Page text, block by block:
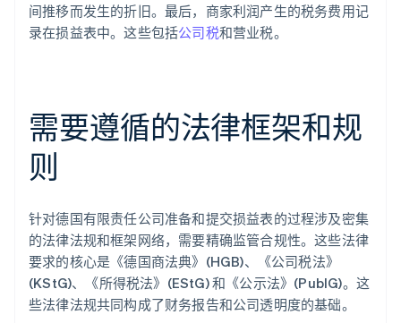
间推移而发生的折旧。最后，商家利润产生的税务费用记
录在损益表中。这些包括公司税和营业税。
需要遵循的法律框架和规
则
针对德国有限责任公司准备和提交损益表的过程涉及密集
的法律法规和框架网络，需要精确监管合规性。这些法律
要求的核心是《德国商法典》(HGB)、《公司税法》
(KStG)、《所得税法》(EStG) 和《公示法》(PublG)。这
些法律法规共同构成了财务报告和公司透明度的基础。